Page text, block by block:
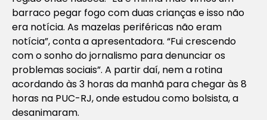
barraco pegar fogo com duas crianças e isso não
era notícia. As mazelas periféricas não eram
notícia”, conta a apresentadora. “Fui crescendo
com o sonho do jornalismo para denunciar os
problemas sociais”. A partir daí, nem a rotina
acordando às 3 horas da manhã para chegar às 8
horas na PUC-RJ, onde estudou como bolsista, a
desanimaram.